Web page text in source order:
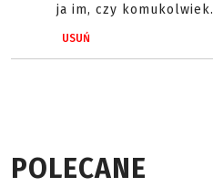
ja im, czy komukolwiek.
USUŃ
POLECANE